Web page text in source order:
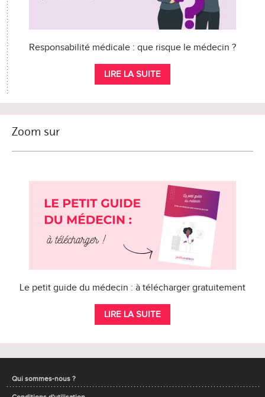
Responsabilité médicale : que risque le médecin ?
LIRE LA SUITE
Zoom sur
Le petit guide du médecin : à télécharger gratuitement
LIRE LA SUITE
Qui sommes-nous ?